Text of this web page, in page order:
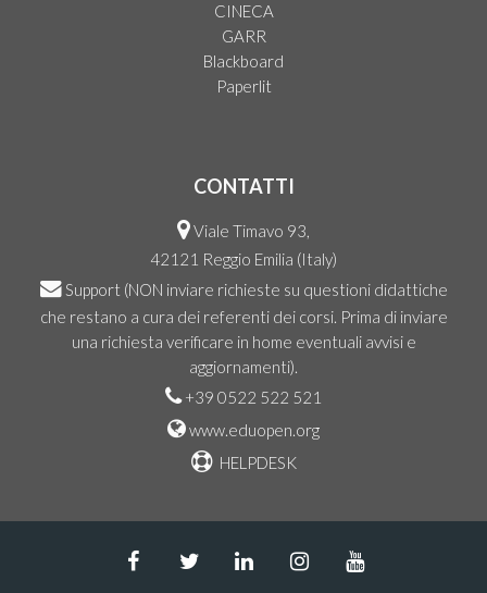
CINECA
GARR
Blackboard
Paperlit
CONTATTI
Viale Timavo 93,
42121 Reggio Emilia (Italy)
Support (NON inviare richieste su questioni didattiche
che restano a cura dei referenti dei corsi. Prima di inviare
una richiesta verificare in home eventuali avvisi e
aggiornamenti).
+39 0522 522 521
www.eduopen.org
HELPDESK